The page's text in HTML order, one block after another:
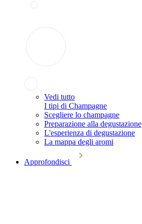
Vedi tutto
I tipi di Champagne
Scegliere lo champagne
Preparazione alla degustazione
L'esperienza di degustazione
La mappa degli aromi
Approfondisci